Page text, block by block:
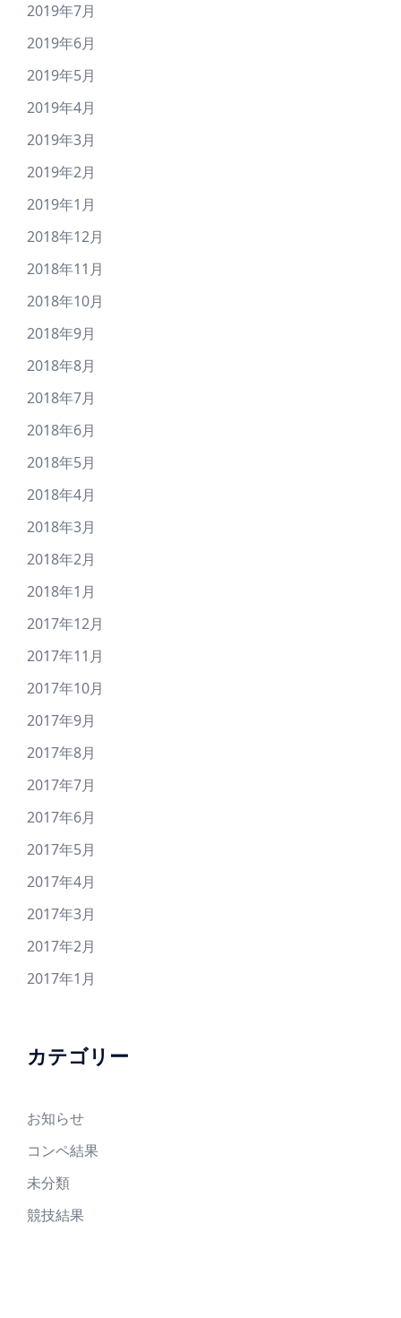
2019年7月
2019年6月
2019年5月
2019年4月
2019年3月
2019年2月
2019年1月
2018年12月
2018年11月
2018年10月
2018年9月
2018年8月
2018年7月
2018年6月
2018年5月
2018年4月
2018年3月
2018年2月
2018年1月
2017年12月
2017年11月
2017年10月
2017年9月
2017年8月
2017年7月
2017年6月
2017年5月
2017年4月
2017年3月
2017年2月
2017年1月
カテゴリー
お知らせ
コンペ結果
未分類
競技結果